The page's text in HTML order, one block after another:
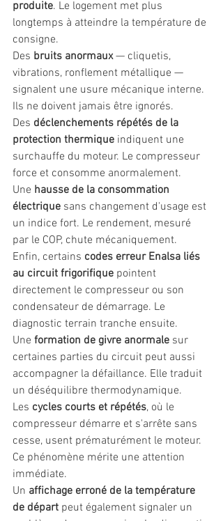
produite. Le logement met plus
longtemps à atteindre la température de
consigne.
Des bruits anormaux — cliquetis,
vibrations, ronflement métallique —
signalent une usure mécanique interne.
Ils ne doivent jamais être ignorés.
Des déclenchements répétés de la
protection thermique indiquent une
surchauffe du moteur. Le compresseur
force et consomme anormalement.
Une hausse de la consommation
électrique sans changement d'usage est
un indice fort. Le rendement, mesuré
par le COP, chute mécaniquement.
Enfin, certains codes erreur Enalsa liés
au circuit frigorifique pointent
directement le compresseur ou son
condensateur de démarrage. Le
diagnostic terrain tranche ensuite.
Une formation de givre anormale sur
certaines parties du circuit peut aussi
accompagner la défaillance. Elle traduit
un déséquilibre thermodynamique.
Les cycles courts et répétés, où le
compresseur démarre et s'arrête sans
cesse, usent prématurément le moteur.
Ce phénomène mérite une attention
immédiate.
Un affichage erroné de la température
de départ peut également signaler un